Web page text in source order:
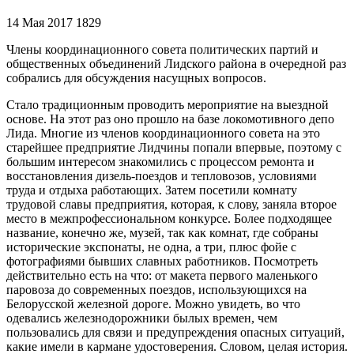
14 Мая 2017 1829
Члены координационного совета политических партий и
общественных объединений Лидского района в очередной раз
собрались для обсуждения насущных вопросов.
Стало традиционным проводить мероприятие на выездной
основе. На этот раз оно прошло на базе локомотивного депо
Лида. Многие из членов координационного совета на это
старейшее предприятие Лидчины попали впервые, поэтому с
большим интересом знакомились с процессом ремонта и
восстановления дизель-поездов и тепловозов, условиями
труда и отдыха работающих. Затем посетили комнату
трудовой славы предприятия, которая, к слову, заняла второе
место в межпрофессиональном конкурсе. Более подходящее
название, конечно же, музей, так как комнат, где собраны
исторические экспонаты, не одна, а три, плюс фойе с
фотографиями бывших славных работников. Посмотреть
действительно есть на что: от макета первого маленького
паровоза до современных поездов, использующихся на
Белорусской железной дороге. Можно увидеть, во что
одевались железнодорожники былых времен, чем
пользовались для связи и предупреждения опасных ситуаций,
какие имели в кармане удостоверения. Словом, целая история.